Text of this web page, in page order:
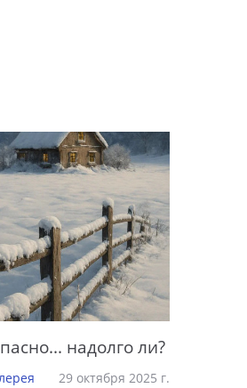
надолго ли?
29 октября 2025 г.